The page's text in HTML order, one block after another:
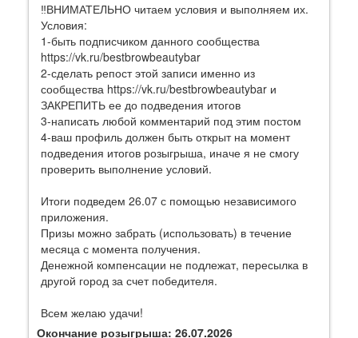
‼️ВНИМАТЕЛЬНО читаем условия и выполняем их.
Условия:
️1-быть подписчиком данного сообщества
https://vk.ru/bestbrowbeautybar
2-сделать репост этой записи именно из
сообщества https://vk.ru/bestbrowbeautybar и
ЗАКРЕПИТЬ ее до подведения итогов
3-написать любой комментарий под этим постом
4-ваш профиль должен быть открыт на момент
подведения итогов розыгрыша, иначе я не смогу
проверить выполнение условий.
️‍️Итоги подведем 26.07 с помощью независимого
приложения.
Призы можно забрать (использовать) в течение
месяца с момента получения.
Денежной компенсации не подлежат, пересылка в
другой город за счет победителя.
Всем желаю удачи!
Окончание розыгрыша: 26.07.2026